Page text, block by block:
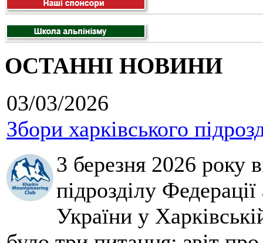
ОСТАННІ НОВИНИ
03/03/2026
Збори харківського
3 березня 2026 року
підрозділу
України у